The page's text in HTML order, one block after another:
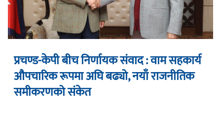
प्रचण्ड-केपी बीच निर्णायक संवाद : वाम सहकार्य
औपचारिक रूपमा अघि बढ्यो, नयाँ राजनीतिक
समीकरणको संकेत